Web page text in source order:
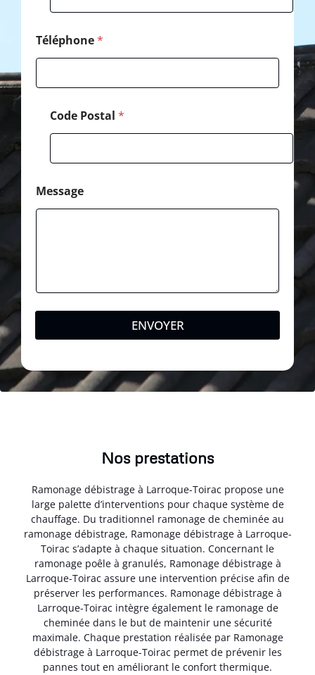
Téléphone*
Code Postal *
Message
ENVOYER
Nos prestations
Ramonage débistrage à Larroque-Toirac propose une
large palette d’interventions pour chaque système de
chauffage. Du traditionnel ramonage de cheminée au
ramonage débistrage, Ramonage débistrage à Larroque-
Toirac s’adapte à chaque situation. Concernant le
ramonage poêle à granulés, Ramonage débistrage à
Larroque-Toirac assure une intervention précise afin de
préserver les performances. Ramonage débistrage à
Larroque-Toirac intègre également le ramonage de
cheminée dans le but de maintenir une sécurité
maximale. Chaque prestation réalisée par Ramonage
débistrage à Larroque-Toirac permet de prévenir les
pannes tout en améliorant le confort thermique.